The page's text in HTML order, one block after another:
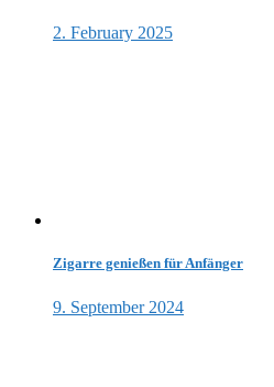
2. February 2025
Zigarre genießen für Anfänger
9. September 2024